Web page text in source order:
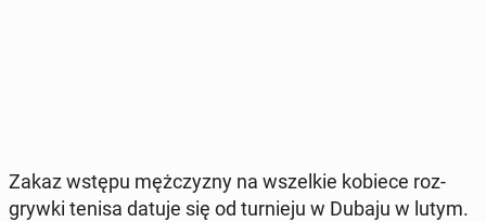
Zakaz wstępu męż­czy­zny na wszel­kie kobiece roz­
gryw­ki tenisa datuje się od tur­nie­ju w Dubaju w lutym.